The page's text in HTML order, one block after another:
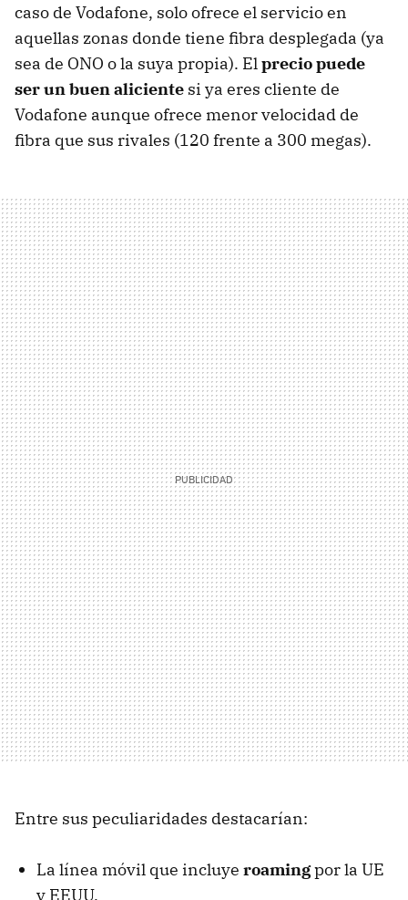
caso de Vodafone, solo ofrece el servicio en
aquellas zonas donde tiene fibra desplegada (ya
sea de ONO o la suya propia). Elprecio puede
ser un buen aliciente si ya eres cliente de
Vodafone aunque ofrece menor velocidad de
fibra que sus rivales (120 frente a 300 megas).
Entre sus peculiaridades destacarían:
La línea móvil que incluye roamingpor la UE
y EEUU.